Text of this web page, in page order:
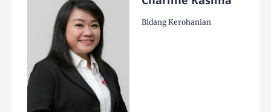
Bidang Kerohanian